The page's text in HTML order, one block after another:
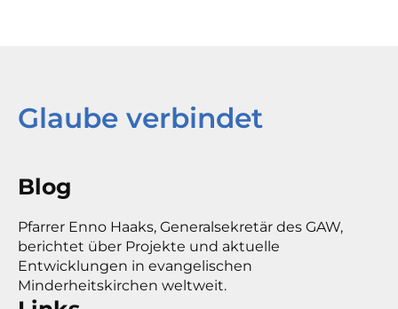
Glaube verbindet
Blog
Pfarrer Enno Haaks, Generalsekretär des GAW,
berichtet über Projekte und aktuelle
Entwicklungen in evangelischen
Minderheitskirchen weltweit.